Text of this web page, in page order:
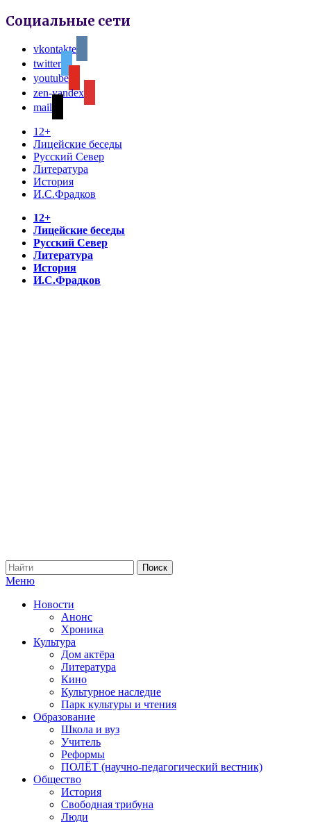
Социальные сети
vkontakte
twitter
youtube
zen-yandex
mail
12+
Лицейские беседы
Русский Север
Литература
История
И.С.Фрадков
12+
Лицейские беседы
Русский Север
Литература
История
И.С.Фрадков
Меню
Новости
Анонс
Хроника
Культура
Дом актёра
Литература
Кино
Культурное наследие
Парк культуры и чтения
Образование
Школа и вуз
Учитель
Реформы
ПОЛЁТ (научно-педагогический вестник)
Общество
История
Свободная трибуна
Люди